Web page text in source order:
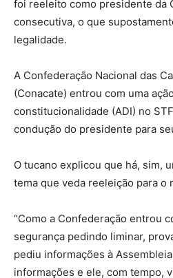
foi reeleito como presidente da
consecutiva, o que
legalidade.
A Confederação Nacional das
(Conacate) entrou com uma
constitucionalidade (ADI) no
condução do presidente para
O tucano explicou que há, sim,
tema que veda reeleição para o
“Como a Confederação entrou
segurança pedindo liminar,
pediu informações à
informações e ele, com tempo,